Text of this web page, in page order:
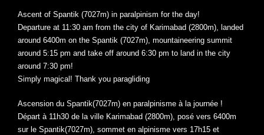
Ascent of Spantik (7027m) in paralpinism for the day!
Departure at 11:30 am from the city of Karimabad (2800m), landed
around 6400m on the Spantik (7027m), mountaineering summit
around 5:15 pm and take off around 6:30 pm to land in the city
around 7:30 pm!
Simply magical! Thank you paragliding
Ascension du Spantik(7027m) en paralpinisme à la journée !
Départ à 11h30 de la ville Karimabad (2800m), posé vers 6400m
sur le Spantik(7027m), sommet en alpinisme vers 17h15 et